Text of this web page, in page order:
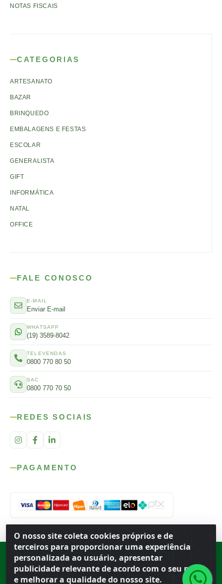
O nosso site coleta cookies próprios e de
terceiros para proporcionar uma experiência
personalizada ao usuário, apresentar
publicidade relevante de acordo com o seu perfil
e melhorar a qualidade do nosso site.
NOTAS FISCAIS
CATEGORIAS
ARTESANATO
BAZAR
BRINQUEDO
EMBALAGENS E FESTAS
ESCOLAR
GENERALISTA
GIFT
INFORMÁTICA
NATAL
OFFICE
FALE CONOSCO
E-MAIL
Enviar E-mail
WHATSAPP
(19) 3589-8042
TELEVENDAS
0800 770 80 50
SAC
0800 770 70 50
REDES SOCIAIS
PAGAMENTO
Rod. SP-215, s/n, km 98 — Área Rural ·Porto Ferreira SP
13.669-899 · CNPJ 56.679.863/0001-91
© 2026 Atacado Ideal